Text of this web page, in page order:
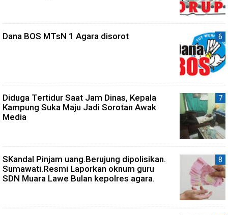
Dana BOS MTsN 1 Agara disorot
Diduga Tertidur Saat Jam Dinas, Kepala
Kampung Suka Maju Jadi Sorotan Awak
Media
SKandal Pinjam uang.Berujung dipolisikan.
Sumawati.Resmi Laporkan oknum guru
SDN Muara Lawe Bulan kepolres agara.